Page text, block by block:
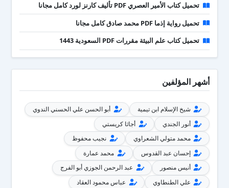
تحميل كتاب الأمير العصري PDF تأليف كارنز لورد كامل مجانا
تحميل رواية إذما PDF محمد صادق كامل مجانا
تحميل كتاب علم البيئة مقررات PDF السعودية 1443
أشهر المؤلفين
شيخ الإسلام ابن تيمية
أبو الحسن علي الحسني الندوي
أنور الجندي
أجاثا كريستي
محمد متولي الشعراوي
نجيب محفوظ
إحسان عبد القدوس
محمد عمارة
أنيس منصور
عبد الرحمن الجوزي أبو الفرج
علي الطنطاوي
عباس محمود العقاد